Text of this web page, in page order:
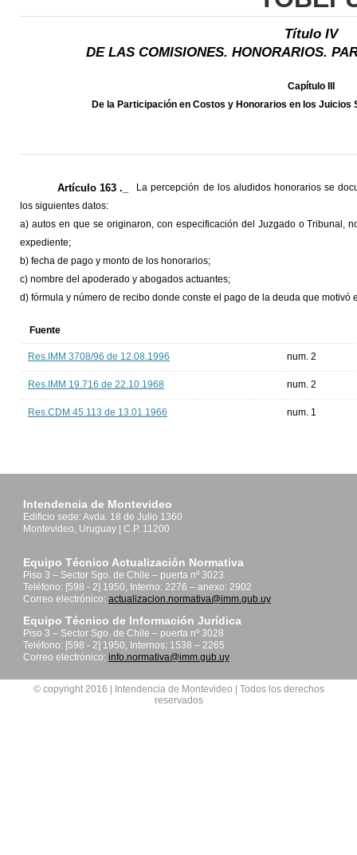
Título IV
DE LAS COMISIONES. HONORARIOS.
Capítulo III
De la Participación en Costos y Honorarios en los
Artículo 163 ._
La percepción de los aludidos honorarios se
los siguientes datos:
a) autos en que se originaron, con especificación del Juzgado o Tribunal,
expediente;
b) fecha de pago y monto de los honorarios;
c) nombre del apoderado y abogados actuantes;
d) fórmula y número de recibo donde conste el pago de la deuda que motivó
Fuente
Res.IMM 3708/96 de 12.08.1996 num. 2
Res.IMM 19.716 de 22.10.1968 num. 2
Res.CDM 45.113 de 13.01.1966 num. 1
Intendencia de Montevideo
Edificio sede: Avda. 18 de Julio 1360
Montevideo, Uruguay | C.P. 11200
Equipo Técnico Actualización Normativa
Piso 3 – Sector Sgo. de Chile – puerta nº 3023
Teléfono: [598 - 2] 1950, Interno: 2276 – anexo: 2902
Correo electrónico: actualizacion.normativa@imm.gub.uy
Equipo Técnico de Información Jurídica
Piso 3 – Sector Sgo. de Chile – puerta nº 3028
Teléfono: [598 - 2] 1950, Internos: 1538 – 2265
Correo electrónico: info.normativa@imm.gub.uy
© copyright 2016 | Intendencia de Montevideo | Todos los derechos
reservados